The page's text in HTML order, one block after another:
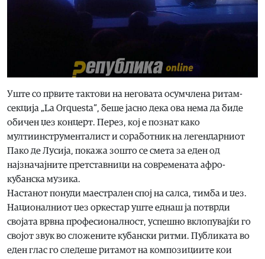
Уште со првите тактови на неговата осумчлена ритам-
секција „La Orquesta“, беше јасно дека ова нема да биде
обичен џез концерт. Перез, кој е познат како
мултиинструменталист и соработник на легендарниот
Пако де Лусија, покажа зошто се смета за еден од
најзначајните претставници на современата афро-
кубанска музика.
Настанот понуди маестрален спој на салса, тимба и џез.
Националниот џез оркестар уште еднаш ја потврди
својата врвна професионалност, успешно вклопувајќи го
својот звук во сложените кубански ритми. Публиката во
еден глас го следеше ритамот на композициите кои